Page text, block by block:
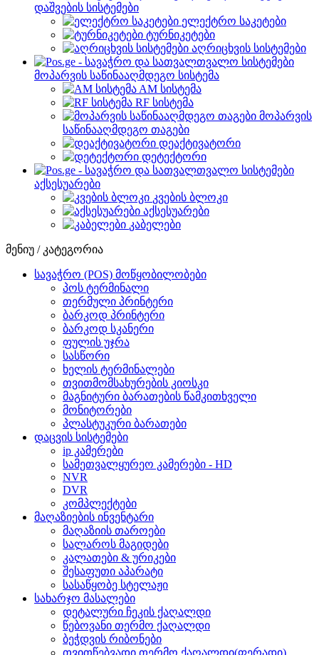
დაშვების სისტემები
ელექტრო საკეტები
ტურნიკეტები
აღრიცხვის სისტემები
მოპარვის საწინააღმდეგო სისტემა
AM სისტემა
RF სისტემა
მოპარვის
საწინააღმდეგო თაგები
დეაქტივატორი
დეტექტორი
აქსესუარები
კვების ბლოკი
აქსესუარები
კაბელები
მენიუ / კატეგორია
სავაჭრო (POS) მოწყობილობები
პოს ტერმინალი
თერმული პრინტერი
ბარკოდ პრინტერი
ბარკოდ სკანერი
ფულის უჯრა
სასწორი
ხელის ტერმინალები
თვითმომსახურების კიოსკი
მაგნიტური ბარათების წამკითხველი
მონიტორები
პლასტუკური ბარათები
დაცვის სისტემები
ip კამერები
სამეთვალყურეო კამერები - HD
NVR
DVR
კომპლექტები
მაღაზიების ინვენტარი
მაღაზიის თაროები
სალაროს მაგიდები
კალათები & ურიკები
შესაფუთი აპარატი
სასაწყობე სტელაჟი
სახარჯო მასალები
დეტალური ჩეკის ქაღალდი
წებოვანი თერმო ქაღალდი
ბეჭდვის რიბონები
თვითწებვადი თერმო ქაღალდი(ფერადი)